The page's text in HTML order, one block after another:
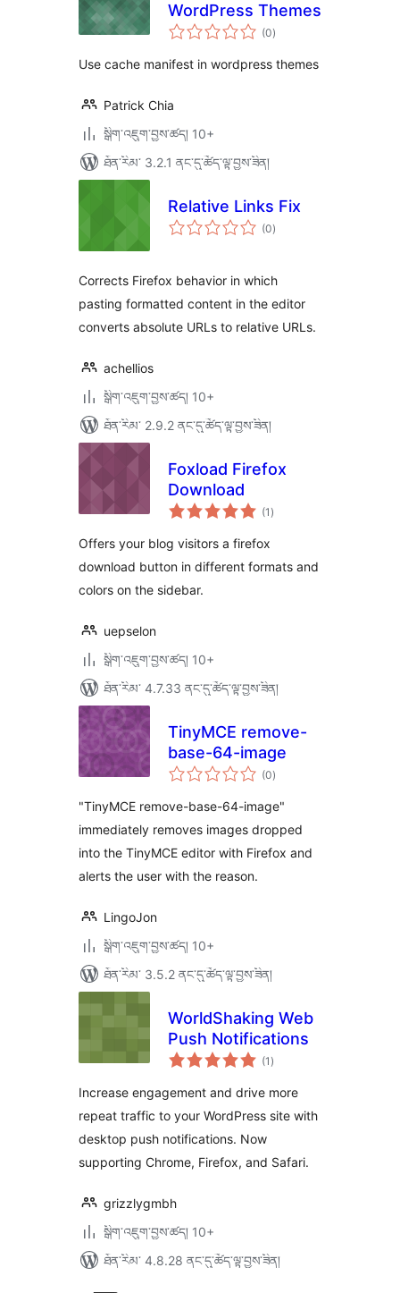
WordPress Themes
(0གདེང་
འཇོག་
ཚང་།
)
Use cache manifest in wordpress themes
Patrick Chia
སྒྲིག་འཇུག་བྱས་ཚད། 10+
ཐོན་རིམ་ 3.2.1 ནང་དུ་ཚོད་ལྟ་བྱས་ཟིན།
Relative Links Fix
(0གདེང་
འཇོག་
)
Corrects Firefox behavior in which
pasting formatted content in the editor
converts absolute URLs to relative URLs.
achellios
སྒྲིག་འཇུག་བྱས་ཚད། 10+
ཐོན་རིམ་ 2.9.2 ནང་དུ་ཚོད་ལྟ་བྱས་ཟིན།
Foxload Firefox
Download
(1 གདེང་
འཇོག་
)
Offers your blog visitors a firefox
download button in different formats and
colors on the sidebar.
uepselon
སྒྲིག་འཇུག་བྱས་ཚད། 10+
ཐོན་རིམ་ 4.7.33 ནང་དུ་ཚོད་ལྟ་བྱས་ཟིན།
TinyMCE remove-
base-64-image
(0གདེང་
འཇོག་
ཚང་།
)
"TinyMCE remove-base-64-image"
immediately removes images dropped
into the TinyMCE editor with Firefox and
alerts the user with the reason.
LingoJon
སྒྲིག་འཇུག་བྱས་ཚད། 10+
ཐོན་རིམ་ 3.5.2 ནང་དུ་ཚོད་ལྟ་བྱས་ཟིན།
WorldShaking Web
Push Notifications
(1 གདེང་
འཇོག་
ཚང་།
)
Increase engagement and drive more
repeat traffic to your WordPress site with
desktop push notifications. Now
supporting Chrome, Firefox, and Safari.
grizzlygmbh
སྒྲིག་འཇུག་བྱས་ཚད། 10+
ཐོན་རིམ་ 4.8.28 ནང་དུ་ཚོད་ལྟ་བྱས་ཟིན།